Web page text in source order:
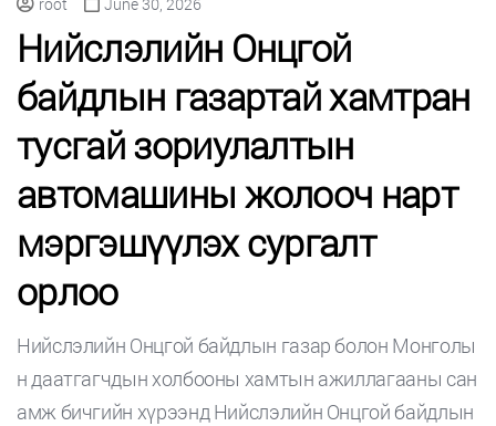
Нийслэлийн Онцгой
байдлын газартай хамтран
тусгай зориулалтын
автомашины жолооч нарт
мэргэшүүлэх сургалт
орлоо
Нийслэлийн Онцгой байдлын газар болон Монголы
н даатгагчдын холбооны хамтын ажиллагааны сан
амж бичгийн хүрээнд Нийслэлийн Онцгой байдлын